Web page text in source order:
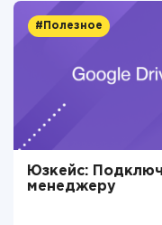
#Полезное
Юзкейс:
менеджеру